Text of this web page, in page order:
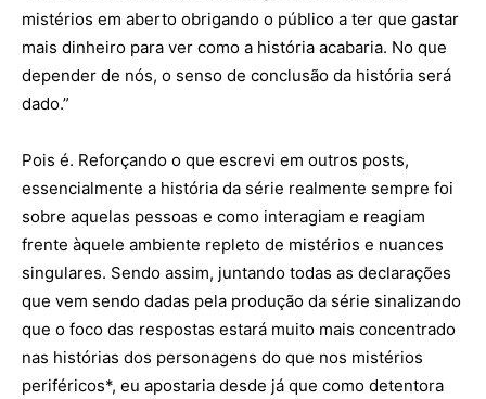
mistérios em aberto obrigando o público a ter que gastar
mais dinheiro para ver como a história acabaria. No que
depender de nós, o senso de conclusão da história será
dado.”
Pois é. Reforçando o que escrevi em outros posts,
essencialmente a história da série realmente sempre foi
sobre aquelas pessoas e como interagiam e reagiam
frente àquele ambiente repleto de mistérios e nuances
singulares. Sendo assim, juntando todas as declarações
que vem sendo dadas pela produção da série sinalizando
que o foco das respostas estará muito mais concentrado
nas histórias dos personagens do que nos mistérios
periféricos*, eu apostaria desde já que como detentora